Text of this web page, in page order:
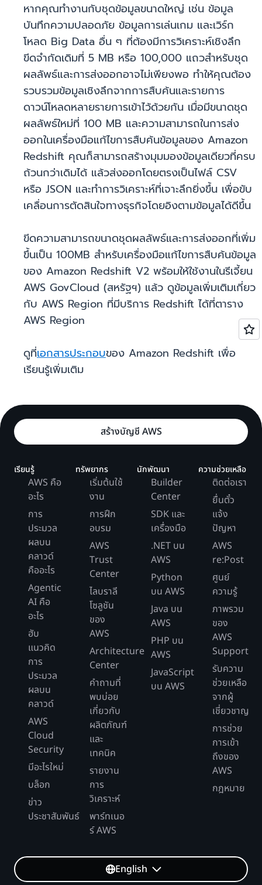
หากคุณทำงานกับชุดข้อมูลขนาดใหญ่ เช่น ข้อมูล
บันทึกความปลอดภัย ข้อมูลการเล่นเกม และเวิร์ก
โหลด Big Data อื่น ๆ ที่ต้องมีการวิเคราะห์เชิงลึก
ขีดจำกัดเดิมที่ 5 MB หรือ 100,000 แถวสำหรับชุด
ผลลัพธ์และการส่งออกอาจไม่เพียงพอ ทำให้คุณต้อง
รวบรวมข้อมูลเชิงลึกจากการสืบค้นและรายการ
ดาวน์โหลดหลายรายการเข้าไว้ด้วยกัน เมื่อมีขนาดชุด
ผลลัพธ์ใหม่ที่ 100 MB และความสามารถในการส่ง
ออกในเครื่องมือแก้ไขการสืบค้นข้อมูลของ Amazon
Redshift คุณก็สามารถสร้างมุมมองข้อมูลเดียวที่ครบ
ถ้วนกว่าเดิมได้ แล้วส่งออกโดยตรงเป็นไฟล์ CSV
หรือ JSON และทำการวิเคราะห์ที่เจาะลึกยิ่งขึ้น เพื่อขับ
เคลื่อนการตัดสินใจทางธุรกิจโดยอิงตามข้อมูลได้ดีขึ้น
ขีดความสามารถขนาดชุดผลลัพธ์และการส่งออกที่เพิ่ม
ขึ้นเป็น 100MB สำหรับเครื่องมือแก้ไขการสืบค้นข้อมูล
ของ Amazon Redshift V2 พร้อมให้ใช้งานในรีเจี้ยน
AWS GovCloud (สหรัฐฯ) แล้ว ดูข้อมูลเพิ่มเติมเกี่ยว
กับ AWS Region ที่มีบริการ Redshift ได้ที่ตาราง
AWS Region
ดูที่เอกสารประกอบของ Amazon Redshift เพื่อ
เรียนรู้เพิ่มเติม
สร้างบัญชี AWS
เรียนรู้
AWS คือ
อะไร
การ
ประมวล
ผลบน
คลาวด์
คืออะไร
Agentic
AI คือ
อะไร
ฮับ
แนวคิด
การ
ประมวล
ผลบน
คลาวด์
AWS
Cloud
Security
มีอะไรใหม่
บล็อก
ข่าว
ประชาสัมพันธ์
ทรัพยากร
เริ่มต้นใช้
งาน
การฝึก
อบรม
AWS
Trust
Center
ไลบราลี
โซลูชัน
ของ
AWS
Architecture
Center
คำถามที่
พบบ่อย
เกี่ยวกับ
ผลิตภัณฑ์
และ
เทคนิค
รายงาน
การ
วิเคราะห์
พาร์ทเนอ
ร์ AWS
นักพัฒนา
Builder
Center
SDK และ
เครื่องมือ
.NET บน
AWS
Python
บน AWS
Java บน
AWS
PHP บน
AWS
JavaScript
บน AWS
ความช่วยเหลือ
ติดต่อเรา
ยื่นตั๋ว
แจ้ง
ปัญหา
AWS
re:Post
ศูนย์
ความรู้
ภาพรวม
ของ
AWS
Support
รับความ
ช่วยเหลือ
จากผู้
เชี่ยวชาญ
การช่วย
การเข้า
ถึงของ
AWS
กฎหมาย
English